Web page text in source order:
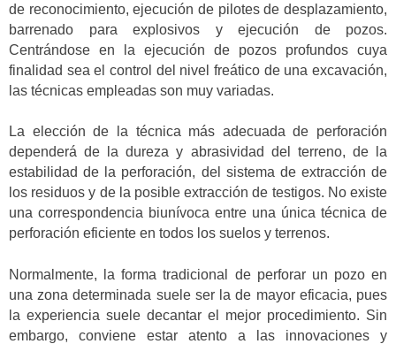
de reconocimiento, ejecución de pilotes de desplazamiento,
barrenado para explosivos y ejecución de pozos.
Centrándose en la ejecución de pozos profundos cuya
finalidad sea el control del nivel freático de una excavación,
las técnicas empleadas son muy variadas.
La elección de la técnica más adecuada de perforación
dependerá de la dureza y abrasividad del terreno, de la
estabilidad de la perforación, del sistema de extracción de
los residuos y de la posible extracción de testigos. No existe
una correspondencia biunívoca entre una única técnica de
perforación eficiente en todos los suelos y terrenos.
Normalmente, la forma tradicional de perforar un pozo en
una zona determinada suele ser la de mayor eficacia, pues
la experiencia suele decantar el mejor procedimiento. Sin
embargo, conviene estar atento a las innovaciones y